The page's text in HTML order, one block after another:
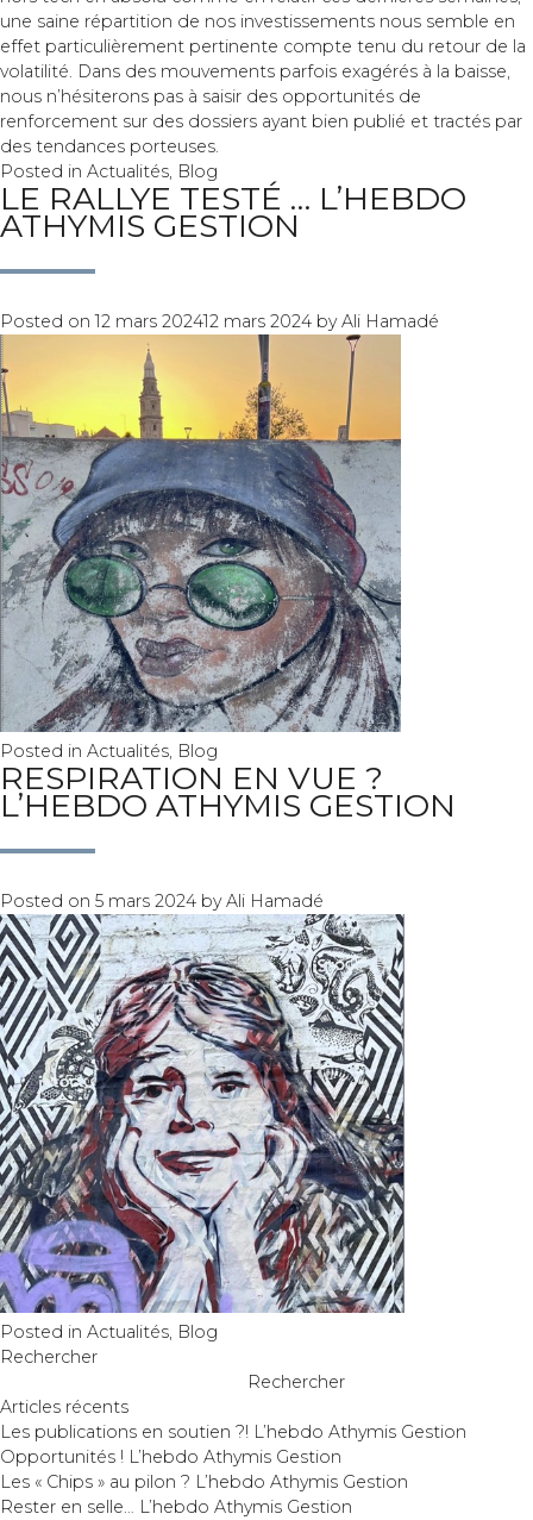
une saine répartition de nos investissements nous semble en
effet particulièrement pertinente compte tenu du retour de la
volatilité. Dans des mouvements parfois exagérés à la baisse,
nous n’hésiterons pas à saisir des opportunités de
renforcement sur des dossiers ayant bien publié et tractés par
des tendances porteuses.
Posted in Actualités, Blog
LE RALLYE TESTÉ … L’HEBDO
ATHYMIS GESTION
Posted on12 mars 202412 mars 2024 byAli Hamadé
Posted in Actualités, Blog
RESPIRATION EN VUE ?
L’HEBDO ATHYMIS GESTION
Posted on 5 mars 2024 byAli Hamadé
Posted in Actualités, Blog
Rechercher
Rechercher
Articles récents
Les publications en soutien ?! L’hebdo Athymis Gestion
Opportunités ! L’hebdo Athymis Gestion
Les « Chips » au pilon ? L’hebdo Athymis Gestion
Rester en selle… L’hebdo Athymis Gestion